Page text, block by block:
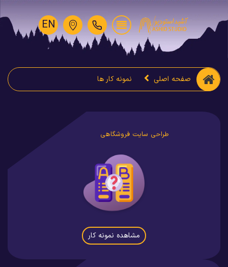
EN
صفحه اصلی نمونه کار ها
طراحی سایت فروشگاهی
مشاهده نمونه کار